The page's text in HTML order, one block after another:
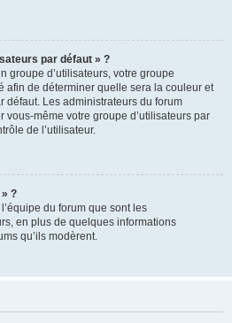
par défaut » ?
groupe d’utilisateurs, votre groupe
afin de déterminer quelle sera la couleur et
défaut. Les administrateurs du forum
vous-même votre groupe d’utilisateurs par
de l’utilisateur.
» ?
du forum que sont les
en plus de quelques informations
qu’ils modèrent.